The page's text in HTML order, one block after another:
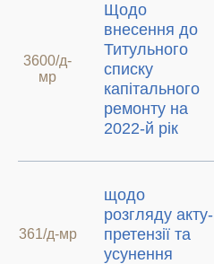
3600/д-
мр
Щодо
внесення до
Титульного
списку
капітального
ремонту на
2022-й рік
361/д-мр
щодо
розгляду акту-
претензії та
усунення